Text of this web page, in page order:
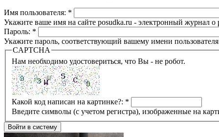
Имя пользователя: *
Укажите ваше имя на сайте posudka.ru - электронный журнал
Пароль: *
Укажите пароль, соответствующий вашему имени
CAPTCHA
Нам необходимо удостовериться, что Вы - не робот.
Какой код написан на картинке?: *
Введите символы (с учетом регистра), изображенные на